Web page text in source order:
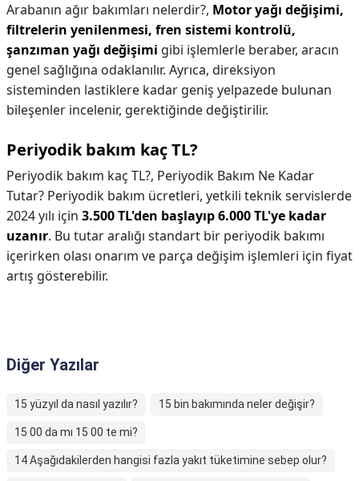
Arabanın ağır bakımları nelerdir?, Motor yağı değişimi,
filtrelerin yenilenmesi, fren sistemi kontrolü,
şanzıman yağı değişimi gibi işlemlerle beraber, aracın
genel sağlığına odaklanılır. Ayrıca, direksiyon
sisteminden lastiklere kadar geniş yelpazede bulunan
bileşenler incelenir, gerektiğinde değiştirilir.
Periyodik bakım kaç TL?
Periyodik bakım kaç TL?, Periyodik Bakım Ne Kadar
Tutar? Periyodik bakım ücretleri, yetkili teknik servislerde
2024 yılı için 3.500 TL'den başlayıp 6.000 TL'ye kadar
uzanır. Bu tutar aralığı standart bir periyodik bakımı
içerirken olası onarım ve parça değişim işlemleri için fiyat
artış gösterebilir.
Diğer Yazılar
15 yüzyıl da nasıl yazılır? 15 bin bakımında neler değişir?
15 00 da mı 15 00 te mi?
14 Aşağıdakilerden hangisi fazla yakıt tüketimine sebep olur?